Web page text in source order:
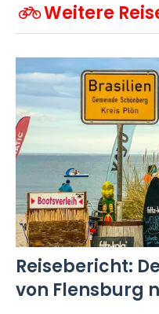
Weitere
Reisebericht:
von Flensburg